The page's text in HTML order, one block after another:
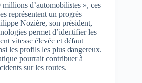
millions d’automobilistes », ces
représentent un progrès
Nozière, son président,
permet d’identifier les
vitesse élevée et défaut
les profils les plus dangereux.
pourrait contribuer à
sur les routes.